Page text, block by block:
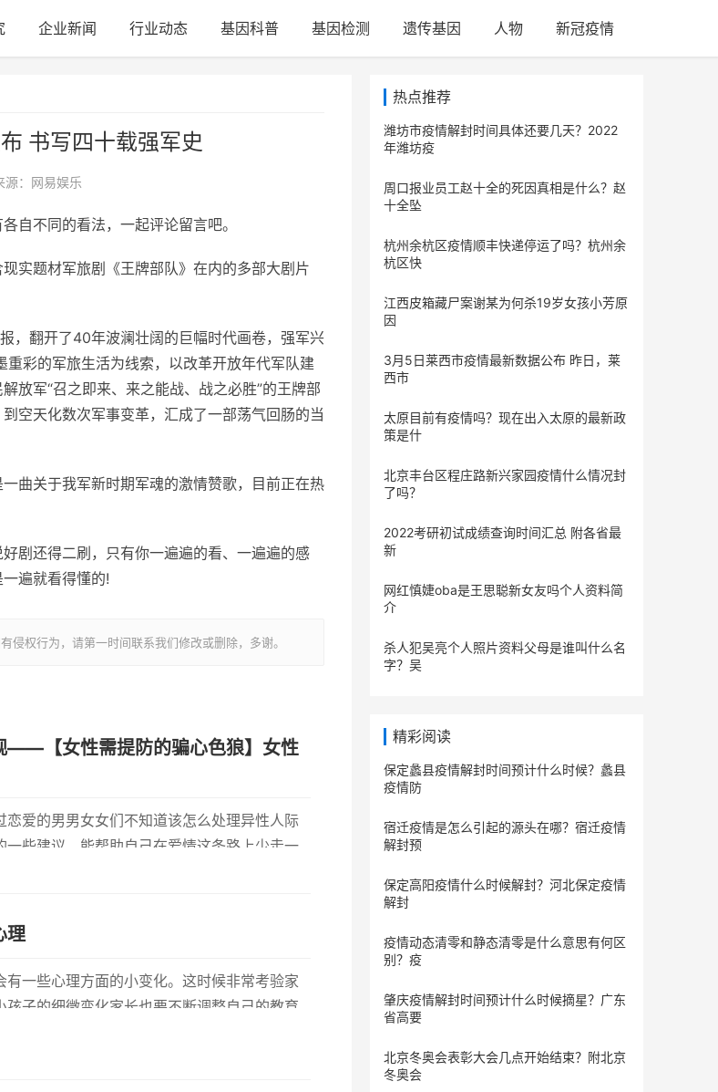
企业新闻 行业动态 基因科普 基因检测 遗传基因 人物 新冠疫情
书写四十载强军史
源：网易娱乐
自不同的看法，一起评论留言吧。
实题材军旅剧《王牌部队》在内的多部大剧片
，翻开了40年波澜壮阔的巨幅时代画卷，强军兴
彩的军旅生活为线索，以改革开放年代军队建
放军“召之即来、来之能战、战之必胜”的王牌部
空天化数次军事变革，汇成了一部荡气回肠的当
曲关于我军新时期军魂的激情赞歌，目前正在热
剧还得二刷，只有你一遍遍的看、一遍遍的感
遍就看得懂的!
权行为，请第一时间联系我们修改或删除，多谢。
——【女性需提防的骗心色狼】女性
恋爱的男男女女们不知道该怎么处理异性人际
一些建议，能帮助自己在爱情这条路上少走一
理
有一些心理方面的小变化。这时候非常考验家
孩子的细微变化家长也要不断调整自己的教育
热点推荐
潍坊市疫情解封时间具体还要几天？2022
年潍坊疫
周口报业员工赵十全的死因真相是什么？赵
十全坠
杭州余杭区疫情顺丰快递停运了吗？杭州余
杭区快
江西皮箱藏尸案谢某为何杀19岁女孩小芳原
因
3月5日莱西市疫情最新数据公布 昨日，莱
西市
太原目前有疫情吗？现在出入太原的最新政
策是什
北京丰台区程庄路新兴家园疫情什么情况封
了吗？
2022考研初试成绩查询时间汇总 附各省最
新
网红慎婕oba是王思聪新女友吗个人资料简
介
杀人犯吴亮个人照片资料父母是谁叫什么名
字？吴
精彩阅读
保定蠡县疫情解封时间预计什么时候？蠡县
疫情防
宿迁疫情是怎么引起的源头在哪？宿迁疫情
解封预
保定​高阳疫情什么时候解封？河北保定疫情
解封
疫情动态清零和静态清零是什么意思有何区
别？疫
肇庆疫情解封时间预计什么时候摘星？广东
省高要
北京冬奥会表彰大会几点开始结束？附北京
冬奥会